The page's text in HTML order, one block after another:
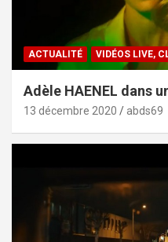
ACTUALITÉ VIDÉOS LIVE,
Adèle HAENEL dans
13 décembre 2020 abds69